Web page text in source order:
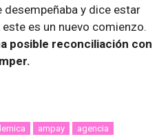
y dice estar
es un nuevo comienzo.
posible reconciliación con
ampay agencia